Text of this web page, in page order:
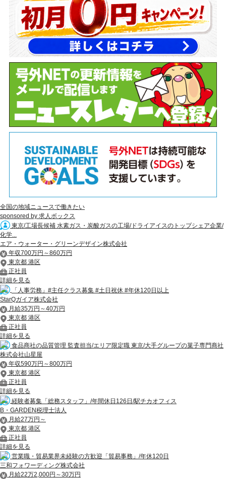
全国の地域ニュースで働きたい
sponsored by 求人ボックス
東京/工場長候補 水素ガス・炭酸ガスの工場/ドライアイスのトップシェア企業/
化学...
エア・ウォーター・グリーンデザイン株式会社
年収700万円～860万円
東京都 港区
正社員
詳細を見る
「人事労務」#主任クラス募集 #土日祝休 #年休120日以上
StarQガイア株式会社
月給35万円～40万円
東京都 港区
正社員
詳細を見る
食品商社の品質管理 監査担当/エリア限定職 東京/大手グループの菓子専門商社
株式会社山星屋
年収590万円～800万円
東京都 港区
正社員
詳細を見る
経験者募集「総務スタッフ」/年間休日126日/駅チカオフィス
B・GARDEN税理士法人
月給27万円～
東京都 港区
正社員
詳細を見る
営業職・貿易業界未経験の方歓迎「貿易事務」/年休120日
三和フォワーディング株式会社
月給22万2,000円～30万円